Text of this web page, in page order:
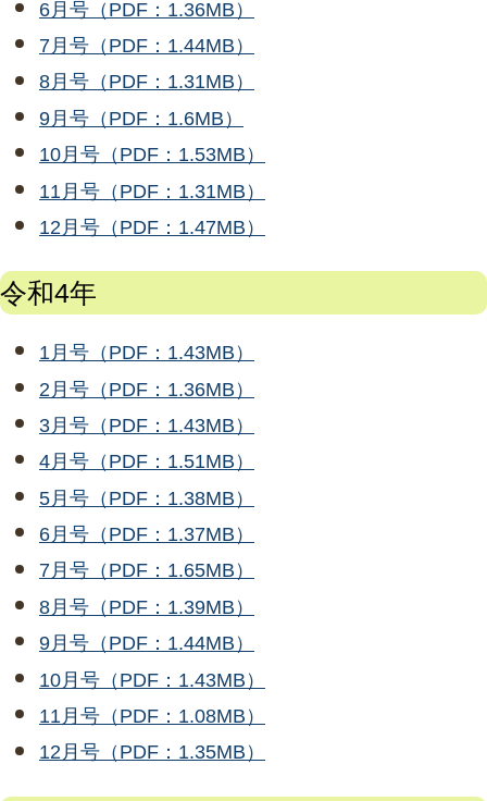
6月号（PDF：1.36MB）
7月号（PDF：1.44MB）
8月号（PDF：1.31MB）
9月号（PDF：1.6MB）
10月号（PDF：1.53MB）
11月号（PDF：1.31MB）
12月号（PDF：1.47MB）
令和4年
1月号（PDF：1.43MB）
2月号（PDF：1.36MB）
3月号（PDF：1.43MB）
4月号（PDF：1.51MB）
5月号（PDF：1.38MB）
6月号（PDF：1.37MB）
7月号（PDF：1.65MB）
8月号（PDF：1.39MB）
9月号（PDF：1.44MB）
10月号（PDF：1.43MB）
11月号（PDF：1.08MB）
12月号（PDF：1.35MB）